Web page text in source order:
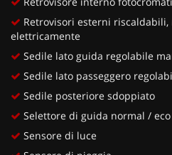
Retrovisori esterni
elettricamente
Sedile lato guida regolabile
Sedile lato passeggero
Sedile posteriore sdoppiato
Selettore di guida normal / eco
Sensore di luce